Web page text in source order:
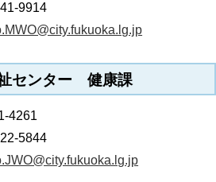
9914
センター 健康課
5844